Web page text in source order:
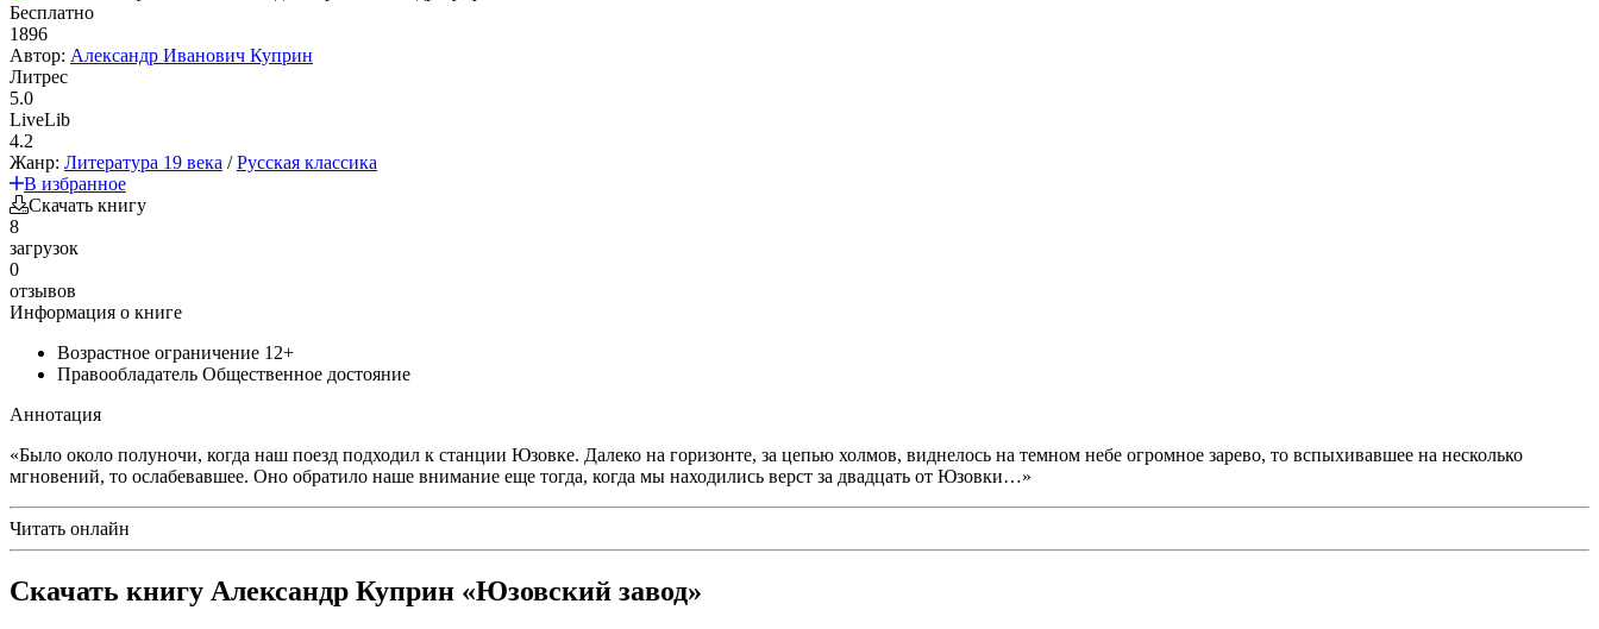
Бесплатно
1896
Автор: Александр Иванович Куприн
Литрес
5.0
LiveLib
4.2
Жанр: Литература 19 века /Русская классика
В избранное
Скачать книгу
8
загрузок
0
отзывов
Информация о книге
Возрастное ограничение 12+
Правообладатель Общественное достояние
Аннотация
«Было около полуночи, когда наш поезд подходил к станции Юзовке. Далеко на горизонте, за цепью холмов, виднелось на темном небе огромное зарево, то вспыхивавшее на несколько
мгновений, то ослабевавшее. Оно обратило наше внимание еще тогда, когда мы находились верст за двадцать от Юзовки…»
Читать онлайн
Скачать книгу Александр Куприн «Юзовский завод»